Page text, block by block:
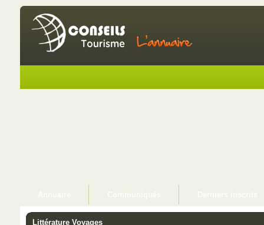
Annuaire Communiqués Derniers inscrits
Littérature Voyages